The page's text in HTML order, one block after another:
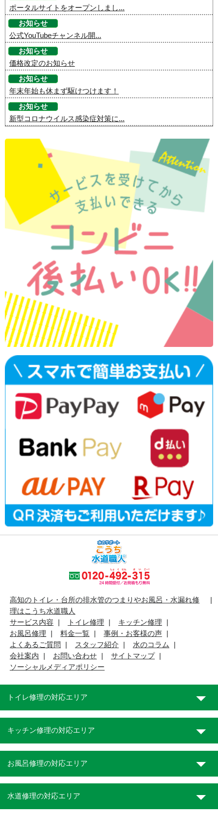
ポータルサイトをオープンしまし...
お知らせ
公式YouTubeチャンネル開...
お知らせ
価格改定のお知らせ
お知らせ
年末年始も休まず駆けつけます！
お知らせ
新型コロナウイルス感染症対策に...
高知のトイレ・台所の排水管のつまりやお風呂・水漏れ修
理はこうち水道職人
サービス内容
トイレ修理
キッチン修理
お風呂修理
料金一覧
事例・お客様の声
よくあるご質問
スタッフ紹介
水のコラム
会社案内
お問い合わせ
サイトマップ
ソーシャルメディアポリシー
トイレ修理の対応エリア
キッチン修理の対応エリア
お風呂修理の対応エリア
水道修理の対応エリア